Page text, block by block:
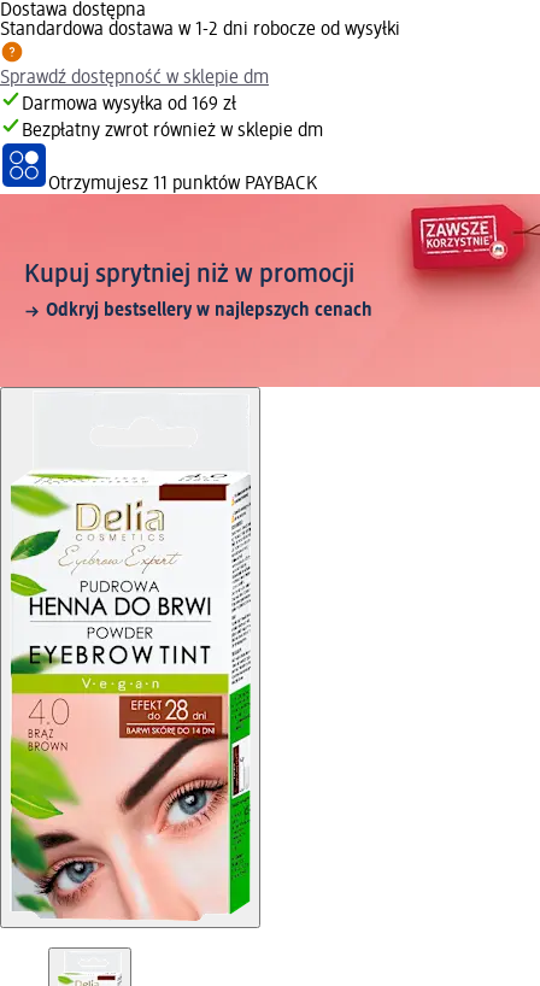
Dostawa dostępna
Standardowa dostawa w 1-2 dni robocze od wysyłki
Sprawdź dostępność w sklepie dm
Darmowa wysyłka od 169 zł
Bezpłatny zwrot również w sklepie dm
Otrzymujesz 11 punktów PAYBACK
Kupuj sprytniej niż w promocji
Odkryj bestsellery w najlepszych cenach